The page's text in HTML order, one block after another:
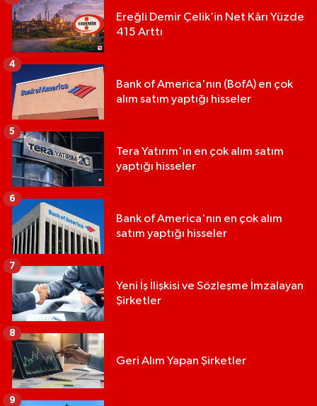
Ereğli Demir Çelik’in Net Kârı Yüzde
415 Arttı
Bank of America'nın (BofA) en çok
alım satım yaptığı hisseler
4
Tera Yatırım'ın en çok alım satım
yaptığı hisseler
5
Bank of America'nın en çok alım
satım yaptığı hisseler
6
Yeni İş İlişkisi ve Sözleşme İmzalayan
Şirketler
7
Geri Alım Yapan Şirketler
8
9